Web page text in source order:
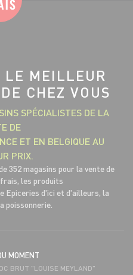
MEILLEUR
CHEZ VOUS
SPÉCIALISTES DE LA
DE
ET EN BELGIQUE AU
PRIX.
352 magasins pour la vente de
les produits
Epiceries d'ici et d'ailleurs, la
poissonnerie.
MOMENT
BRUT "LOUISE MEYLAND"